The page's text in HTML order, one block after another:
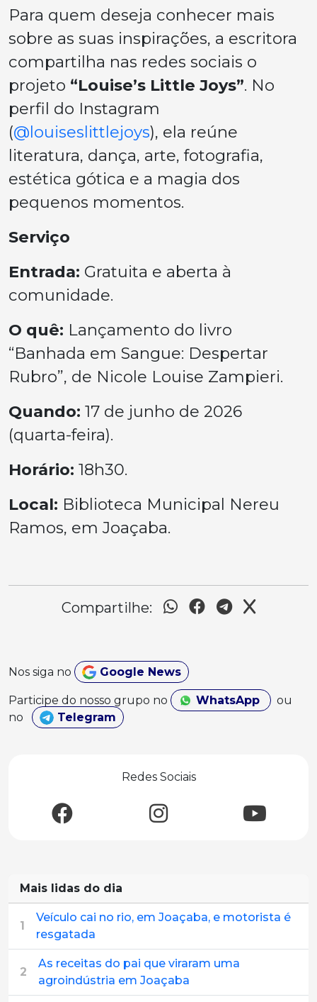
Para quem deseja conhecer mais
sobre as suas inspirações, a escritora
compartilha nas redes sociais o
projeto “Louise’s Little Joys”. No
perfil do Instagram
(@louiseslittlejoys), ela reúne
literatura, dança, arte, fotografia,
estética gótica e a magia dos
pequenos momentos.
Serviço
Entrada: Gratuita e aberta à
comunidade.
O quê: Lançamento do livro
“Banhada em Sangue: Despertar
Rubro”, de Nicole Louise Zampieri.
Quando: 17 de junho de 2026
(quarta-feira).
Horário: 18h30.
Local: Biblioteca Municipal Nereu
Ramos, em Joaçaba.
Compartilhe:
Nos siga no Google News
Participe do nosso grupo no WhatsApp
ou
no
Telegram
Redes Sociais
Mais lidas do dia
1
Veículo cai no rio, em Joaçaba, e motorista é
resgatada
2
As receitas do pai que viraram uma
agroindústria em Joaçaba